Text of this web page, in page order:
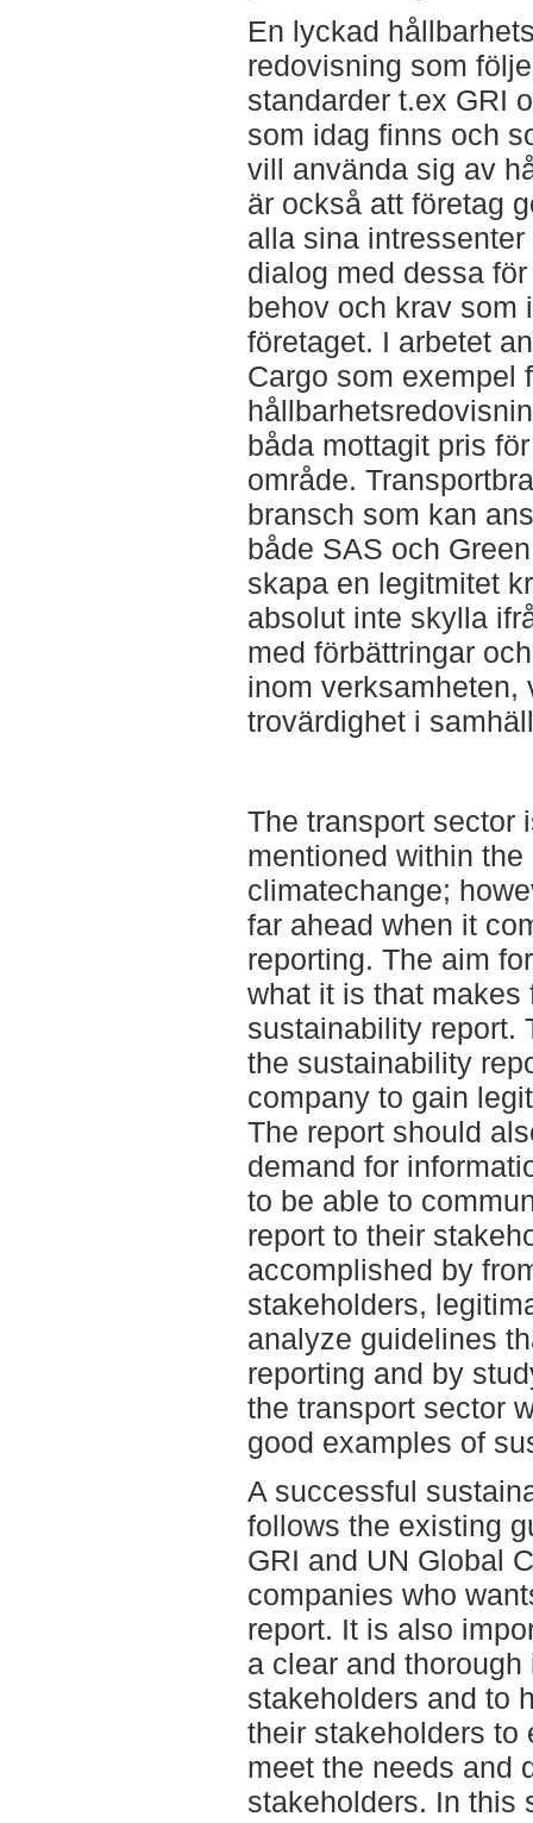
En lyckad
redovisning som
standarder t.ex GRI
som idag finns och
vill använda sig av
är också att företag
alla sina
dialog med dessa
behov och krav som
företaget. I arbetet
Cargo som exempel
båda mottagit pris
område.
bransch som kan
både SAS och
skapa en legitmitet
absolut inte skylla
med förbättringar
inom verksamheten,
trovärdighet i
The transport sector
mentioned within
climatechange;
far ahead when it
reporting. The aim
what it is that makes
sustainability report.
the sustainability
company to gain
The report should
demand for
to be able to
report to their
accomplished by
stakeholders,
analyze guidelines
reporting and by
the transport sector
good examples of
A successful
follows the existing
GRI and UN Global
companies who
report. It is also
a clear and
stakeholders and to
their stakeholders to
meet the needs and
stakeholders. In this